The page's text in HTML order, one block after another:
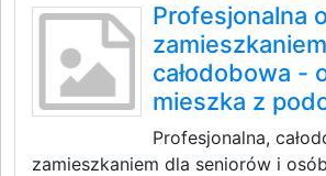
Profesjonalna
zamieszkaniem
całodobowa -
mieszka z
Profesjonalna,
zamieszkaniem dla seniorów i